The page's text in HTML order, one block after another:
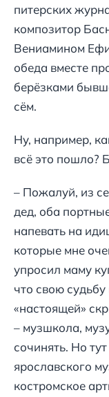
питерских
композитор
Вениамином
обеда вместе
берёзками
сём.
Ну, например,
всё это пошло?
– Пожалуй, из
дед, оба
напевать на
которые мне
упросил маму
что свою
«настоящей»
– музшкола,
сочинять. Но
ярославского
костромское